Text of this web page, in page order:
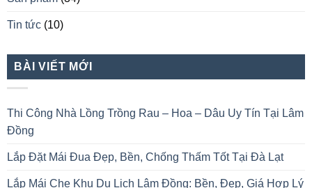
Tin tức (10)
BÀI VIẾT MỚI
Thi Công Nhà Lồng Trồng Rau – Hoa – Dâu Uy Tín Tại Lâm
Đồng
Lắp Đặt Mái Đua Đẹp, Bền, Chống Thấm Tốt Tại Đà Lạt
Lắp Mái Che Khu Du Lịch Lâm Đồng: Bền, Đẹp, Giá Hợp Lý